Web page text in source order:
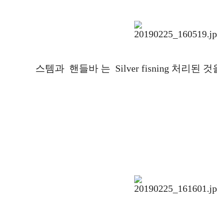
스템과 핸들바 는 Silver fisning 처리된 것